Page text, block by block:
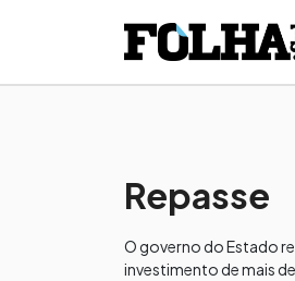
Repasse
O governo do Estado
investimento de mais